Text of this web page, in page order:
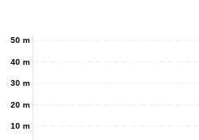
10 m
20 m
30 m
40 m
50 m